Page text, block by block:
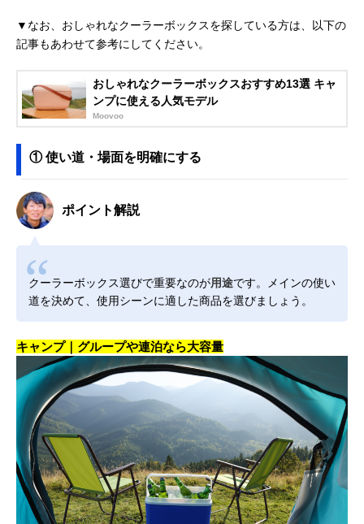
▼なお、おしゃれなクーラーボックスを探している方は、以下の
記事もあわせて参考にしてください。
おしゃれなクーラーボックスおすすめ13選 キャ
ンプに使える人気モデル
Moovoo
① 使い道・場面を明確にする
ポイント解説
クーラーボックス選びで重要なのが用途です。メインの使い
道を決めて、使用シーンに適した商品を選びましょう。
キャンプ｜グループや連泊なら大容量